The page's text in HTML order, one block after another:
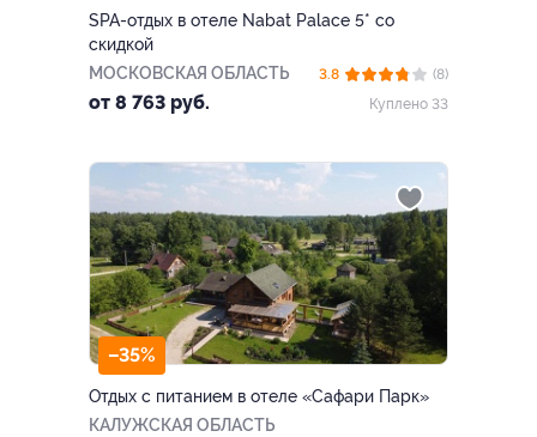
SPA-отдых в отеле Nabat Palace 5* со
скидкой
МОСКОВСКАЯ ОБЛАСТЬ
от 8 763 руб.
3.8
(8)
Куплено 33
–35%
Отдых с питанием в отеле «Сафари Парк»
КАЛУЖСКАЯ ОБЛАСТЬ